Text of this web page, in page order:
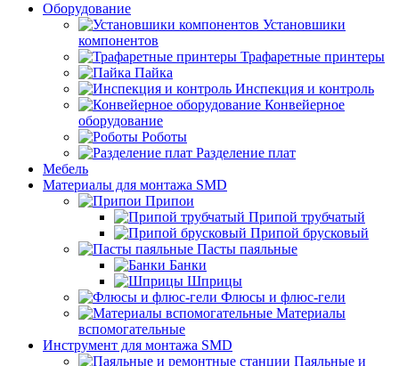
Оборудование
Установшики
компонентов
Трафаретные принтеры
Пайка
Инспекция и контроль
Конвейерное
оборудование
Роботы
Разделение плат
Мебель
Материалы для монтажа SMD
Припои
Припой трубчатый
Припой брусковый
Пасты паяльные
Банки
Шприцы
Флюсы и флюс-гели
Материалы
вспомогательные
Инструмент для монтажа SMD
Паяльные и